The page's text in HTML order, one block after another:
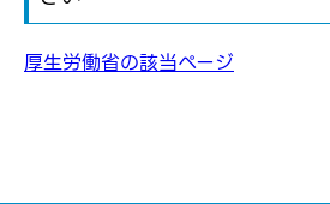
厚生労働省の該当ページ